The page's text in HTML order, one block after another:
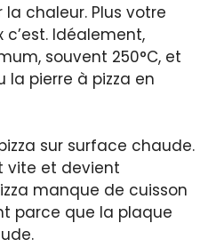
la chaleur. Plus votre
Idéalement,
souvent 250°C, et
pierre à pizza en
sur surface chaude.
vite et devient
manque de cuisson
parce que la plaque